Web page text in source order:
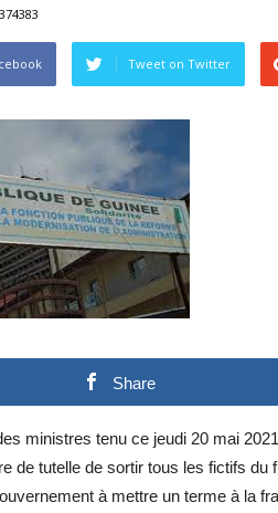
374383
Tweet on Twitter
Share
ministres tenu ce jeudi 20 mai
de tutelle de sortir tous les fictifs du
à mettre un terme à la